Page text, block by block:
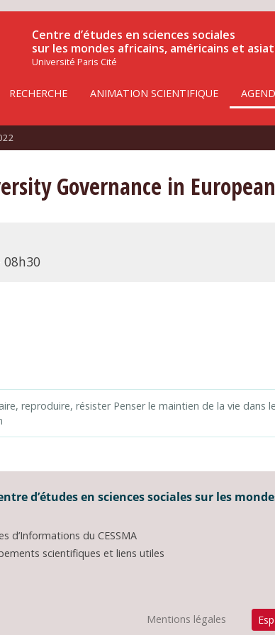
Centre d’études en sciences sociales
sur les mondes africains, américains et
Université Paris Cité
RECHERCHE ANIMATION SCIENTIFIQUE
Governance in
08h30
reproduire, résister Penser le maintien de la vie dans
d’études en sciences sociales sur les
d’Informations du CESSMA
scientifiques et liens utiles
Mentions légales